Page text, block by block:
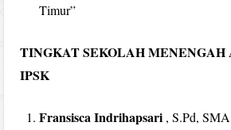
Timur”
TINGKAT SEKOLAH MENENGAH
IPSK
Fransisca Indrihapsari , S.Pd,